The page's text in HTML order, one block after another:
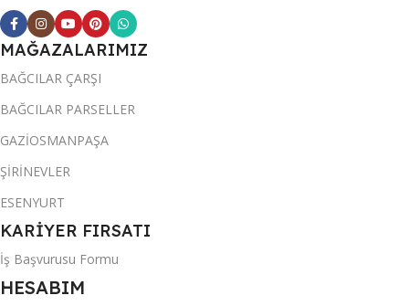
MAĞAZALARIMIZ
BAĞCILAR ÇARŞI
BAĞCILAR PARSELLER
GAZİOSMANPAŞA
ŞİRİNEVLER
ESENYURT
KARİYER FIRSATI
İş Başvurusu Formu
HESABIM